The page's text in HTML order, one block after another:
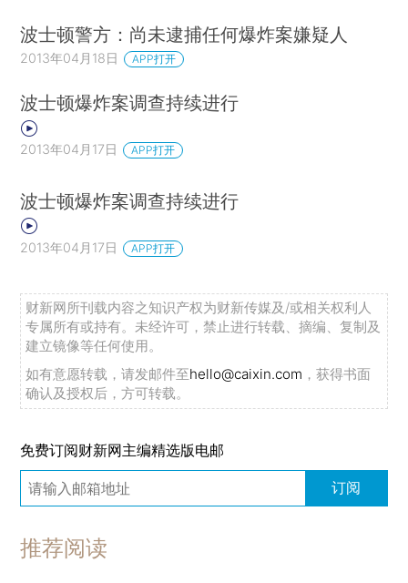
波士顿警方：尚未逮捕任何爆炸案嫌疑人
2013年04月18日 APP打开
波士顿爆炸案调查持续进行
2013年04月17日 APP打开
波士顿爆炸案调查持续进行
2013年04月17日 APP打开
财新网所刊载内容之知识产权为财新传媒及/或相关权利人
专属所有或持有。未经许可，禁止进行转载、摘编、复制及
建立镜像等任何使用。
如有意愿转载，请发邮件至hello@caixin.com ，获得书面
确认及授权后，方可转载。
免费订阅财新网主编精选版电邮
订阅
推荐阅读